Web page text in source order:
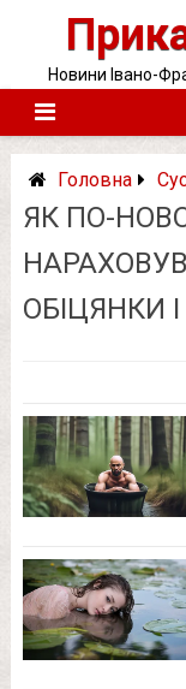
Новини Івано-
Головна
ЯК ПО-
ОБІЦЯНКИ